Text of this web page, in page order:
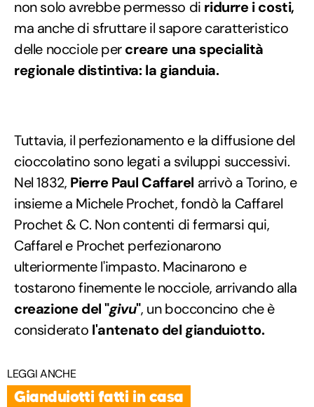
non solo avrebbe permesso di ridurre i costi,
ma anche di sfruttare il sapore caratteristico
delle nocciole percreare una specialità
regionale distintiva: la gianduia.
Tuttavia, il perfezionamento e la diffusione del
cioccolatino sono legati a sviluppi successivi.
Nel 1832, Pierre Paul Caffarel arrivò a Torino, e
insieme a Michele Prochet, fondò la Caffarel
Prochet & C. Non contenti di fermarsi qui,
Caffarel e Prochet perfezionarono
ulteriormente l'impasto. Macinarono e
tostarono finemente le nocciole, arrivando alla
creazione del "givu", un bocconcino che è
considerato l'antenato del gianduiotto.
LEGGI ANCHE
Gianduiotti fatti in casa